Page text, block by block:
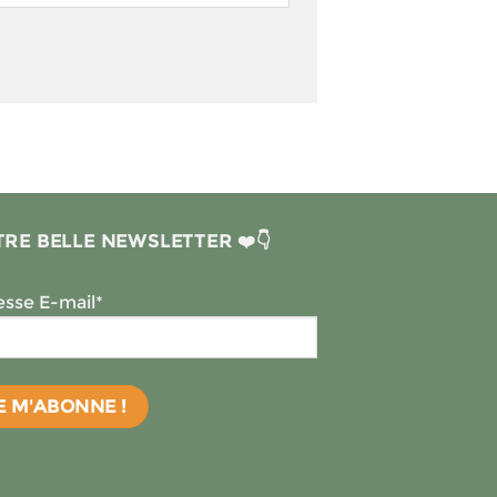
BELLE NEWSLETTER ❤️👇
E-mail*